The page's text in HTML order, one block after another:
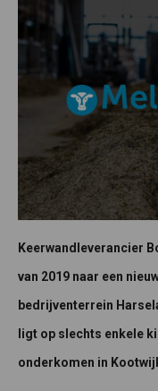
Keerwandleverancier
van 2019 naar een
bedrijventerrein
ligt op slechts enkele
onderkomen in